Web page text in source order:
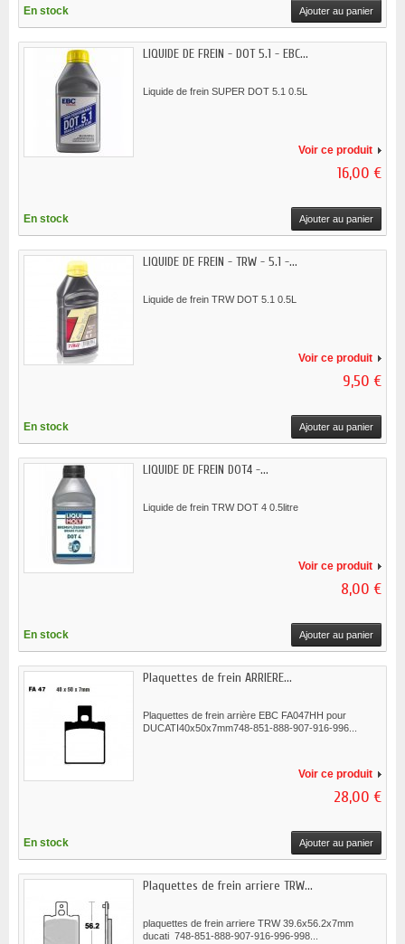
En stock Ajouter au panier
LIQUIDE DE FREIN - DOT 5.1 - EBC...
Liquide de frein SUPER DOT 5.1 0.5L
Voir ce produit
16,00 €
En stock Ajouter au panier
LIQUIDE DE FREIN - TRW - 5.1 -...
Liquide de frein TRW DOT 5.1 0.5L
Voir ce produit
9,50 €
En stock Ajouter au panier
LIQUIDE DE FREIN DOT4 -...
Liquide de frein TRW DOT 4 0.5litre
Voir ce produit
8,00 €
En stock Ajouter au panier
Plaquettes de frein ARRIERE...
Plaquettes de frein arrière EBC FA047HH pour
DUCATI40x50x7mm748-851-888-907-916-996...
Voir ce produit
28,00 €
En stock Ajouter au panier
Plaquettes de frein arriere TRW...
plaquettes de frein arriere TRW 39.6x56.2x7mm
ducati 748-851-888-907-916-996-998...